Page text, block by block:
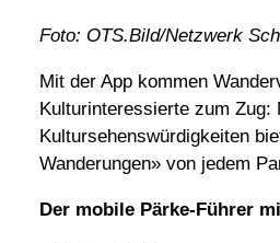
Foto: OTS.Bild/Netzwerk
Mit der App kommen
Kulturinteressierte zum Zug:
Kultursehenswürdigkeiten
Wanderungen» von jedem
Der mobile Pärke-Führer